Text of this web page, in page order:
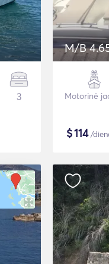
3
M/B
Motorinė
$114/